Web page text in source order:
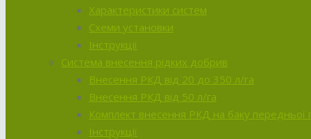
Характеристики систем
Схеми установки
Інструкції
Система внесення рідких добрив
Внесення РКД від 20 до 350 л/га
Внесення РКД від 50 л/га
Комплект внесення РКД на баку передньої
Інструкції